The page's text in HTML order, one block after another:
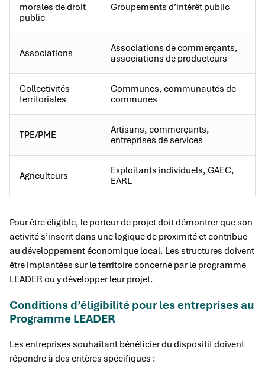
morales de droit
public
Groupements d’intérêt public
Associations
Associations de commerçants,
associations de producteurs
Collectivités
territoriales
Communes, communautés de
communes
TPE/PME
Artisans, commerçants,
entreprises de services
Agriculteurs
Exploitants individuels, GAEC,
EARL
Pour être éligible, le porteur de projet doit démontrer que son
activité s’inscrit dans une logique de proximité et contribue
au développement économique local. Les structures doivent
être implantées sur le territoire concerné par le programme
LEADER ou y développer leur projet.
Conditions d’éligibilité pour les entreprises au
Programme LEADER
Les entreprises souhaitant bénéficier du dispositif doivent
répondre à des critères spécifiques :